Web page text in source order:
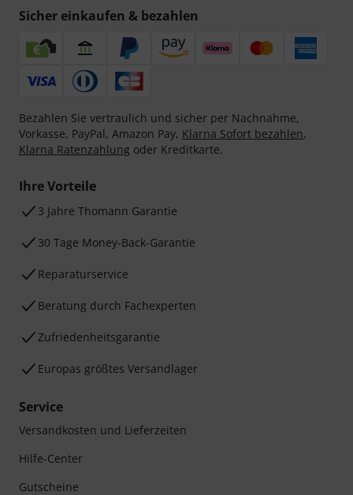
Sicher einkaufen & bezahlen
Bezahlen Sie vertraulich und sicher per Nachnahme,
Vorkasse, PayPal, Amazon Pay, Klarna Sofort bezahlen,
Klarna Ratenzahlung oder Kreditkarte.
Ihre Vorteile
3 Jahre Thomann Garantie
30 Tage Money-Back-Garantie
Reparaturservice
Beratung durch Fachexperten
Zufriedenheitsgarantie
Europas größtes Versandlager
Service
Versandkosten und Lieferzeiten
Hilfe-Center
Gutscheine